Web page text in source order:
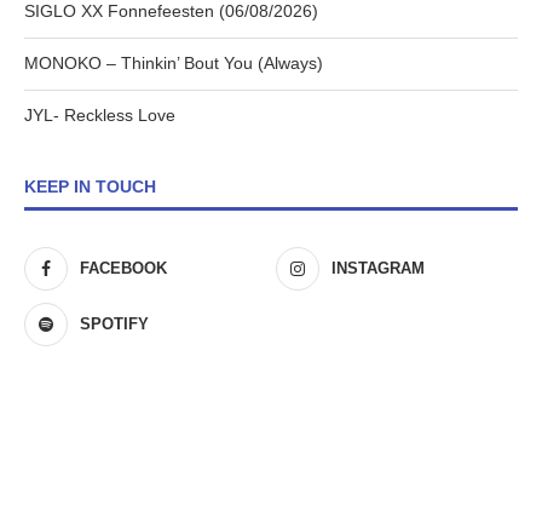
SIGLO XX Fonnefeesten (06/08/2026)
MONOKO – Thinkin’ Bout You (Always)
JYL- Reckless Love
KEEP IN TOUCH
FACEBOOK INSTAGRAM
SPOTIFY